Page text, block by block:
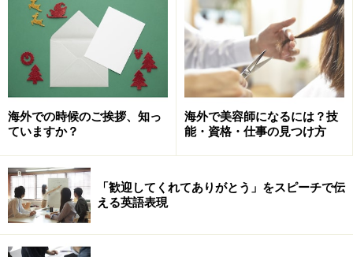
それでは、具体的に「personal」という言葉はどのよう
に使われているのでしょうか？さっそく、いくつかのす
ぐに使える英語表現をご紹介します！
I will not attend tomorrow's class for personal reasons.
（個人的な事情でクラスに出ることができそうにありま
せん）
このように言われたときに気をつけなければいけないこ
とは、「personal reasons」が具体的に何かということを
あまり突っ込まないということです。なぜなら、理由を
海外での時候のご挨拶、知っ
ていますか？
海外で美容師になるには？技
能・資格・仕事の見つけ方
「歓迎してくれてありがとう」をスピーチで伝
える英語表現